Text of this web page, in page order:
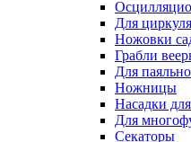
Для
Ножовки
Грабли
Для
Ножницы
Насадки
Для
Секаторы